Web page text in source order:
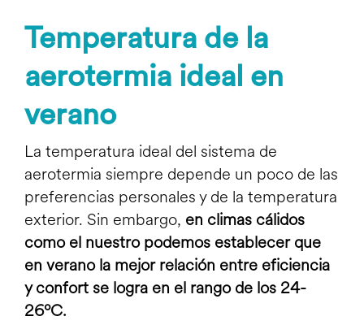
Temperatura de la
aerotermia ideal en
verano
La temperatura ideal del sistema de
aerotermia siempre depende un poco de las
preferencias personales y de la temperatura
exterior. Sin embargo, en climas cálidos
como el nuestro podemos establecer que
en verano la mejor relación entre eficiencia
y confort se logra en el rango de los 24-
26ºC.